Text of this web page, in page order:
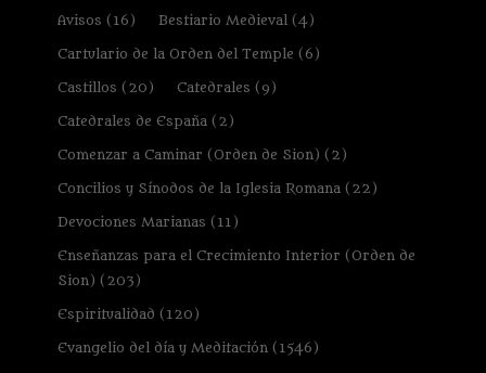
Avisos (16) Bestiario Medieval(4)
Cartulario de la Orden del Temple (6)
Castillos (20) Catedrales (9)
Catedrales de España(2)
Comenzar a Caminar (Orden de Sion) (2)
Concilios y Sínodos de la Iglesia Romana(22)
Devociones Marianas (11)
Enseñanzas para el Crecimiento Interior (Orden de
Sion) (203)
Espiritualidad (120)
Evangelio del día y Meditación(1546)